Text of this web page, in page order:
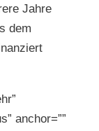
Jahre
dem
anchor=””